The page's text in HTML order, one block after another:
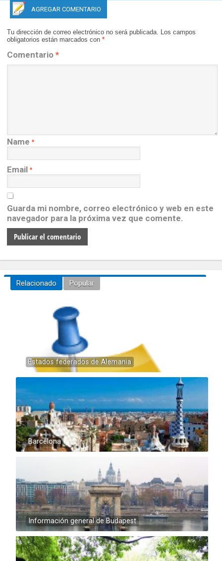
AGREGAR COMENTARIO
Tu dirección de correo electrónico no será publicada. Los campos
obligatorios están marcados con *
Comentario *
Name *
Email *
Guarda mi nombre, correo electrónico y web en este
navegador para la próxima vez que comente.
Relacionado Popular
Estados federados de Alemania
Barcelona
Información general de Budapest